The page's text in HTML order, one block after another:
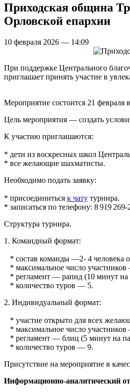
Приходская община
Орловской епархии
10 февраля 2026 — 14:09
При поддержке Центрального
приглашает принять участие в
Мероприятие состоится 21 февраля
Цель мероприятия — создать
К участию приглашаются:
* дети из воскресных школ
* все желающие шахматисты.
Необходимо подать заявку:
* присоединиться к чату турнира.
* записаться по телефону: 8 919
Структура турнира.
1. Командный формат:
* состав команды —2- 4 человека
* максимальное число
* регламент — рапид (10 минут
* количество туров — 5.
2. Индивидуальный формат:
* участие открыто для всех
* максимальное число
* регламент — блиц (5 минут на
* количество туров — 9.
Присутствие на мероприятие в
Информационно-аналитический